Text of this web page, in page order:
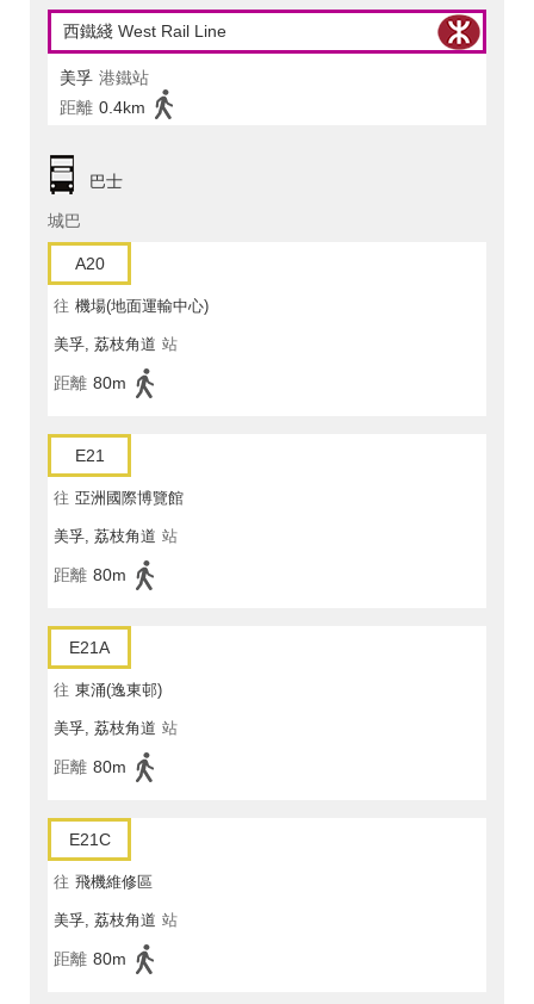
西鐵綫 West Rail Line
美孚 港鐵站
距離 0.4km
巴士
城巴
A20
往 機場(地面運輸中心)
美孚, 荔枝角道 站
距離 80m
E21
往 亞洲國際博覽館
美孚, 荔枝角道 站
距離 80m
E21A
往 東涌(逸東邨)
美孚, 荔枝角道 站
距離 80m
E21C
往 飛機維修區
美孚, 荔枝角道 站
距離 80m